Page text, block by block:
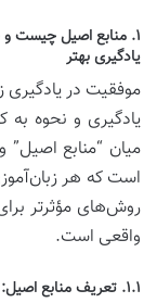
۱. منابع اصیل چیست و
یادگیری بهتر
موفقیت در یادگیری
یادگیری و نحوه به
میان “منابع اصیل”
است که هر
روش‌های مؤثرتر
واقعی است.
۱.۱. تعریف منابع اصیل: زبان در بستر واقعی زندگی